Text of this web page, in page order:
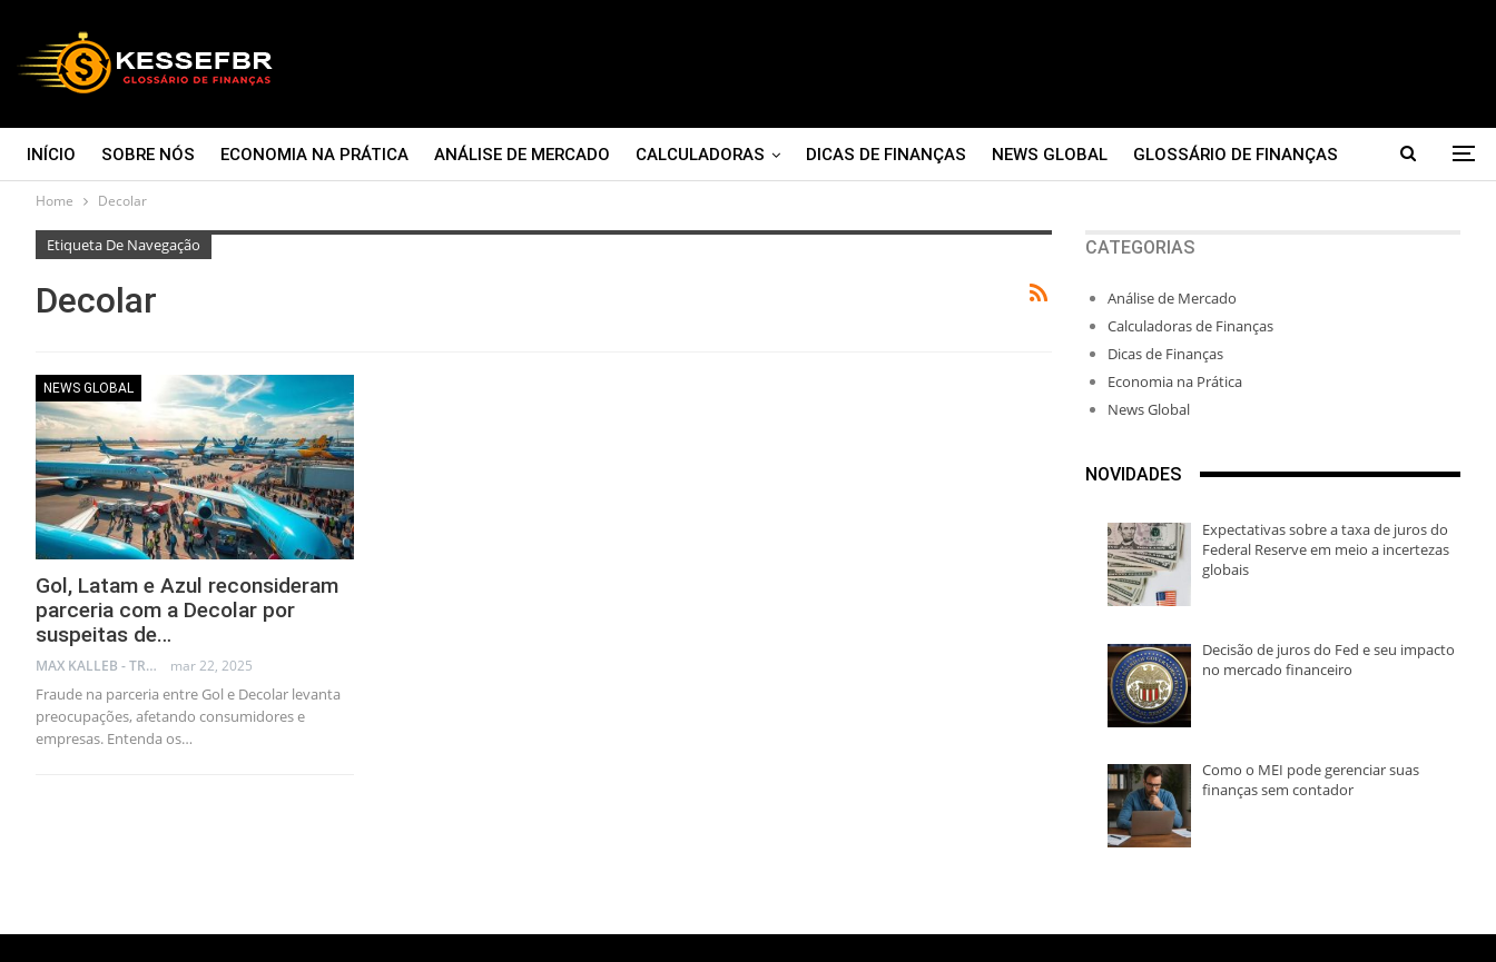
INÍCIO SOBRE NÓS ECONOMIA NA PRÁTICA ANÁLISE DE MERCADO CALCULADORAS DICAS DE FINANÇAS NEWS GLOBAL GLOSSÁRIO DE FINANÇAS
CONTATO
Home Decolar
Etiqueta De Navegação
Decolar
NEWS GLOBAL
Gol, Latam e Azul reconsideram
parceria com a Decolar por
suspeitas de…
MAX KALLEB - TRADER mar 22, 2025
Fraude na parceria entre Gol e Decolar levanta
preocupações, afetando consumidores e
empresas. Entenda os…
CATEGORIAS
Análise de Mercado
Calculadoras de Finanças
Dicas de Finanças
Economia na Prática
News Global
NOVIDADES
Expectativas sobre a taxa de juros do
Federal Reserve em meio a incertezas
globais
Decisão de juros do Fed e seu impacto
no mercado financeiro
Como o MEI pode gerenciar suas
finanças sem contador